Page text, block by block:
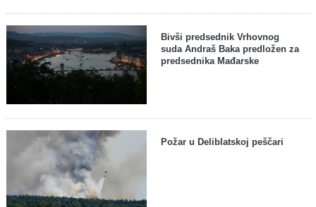
Bivši predsednik Vrhovnog
suda Andraš Baka predložen za
predsednika Mađarske
Požar u Deliblatskoj peščari